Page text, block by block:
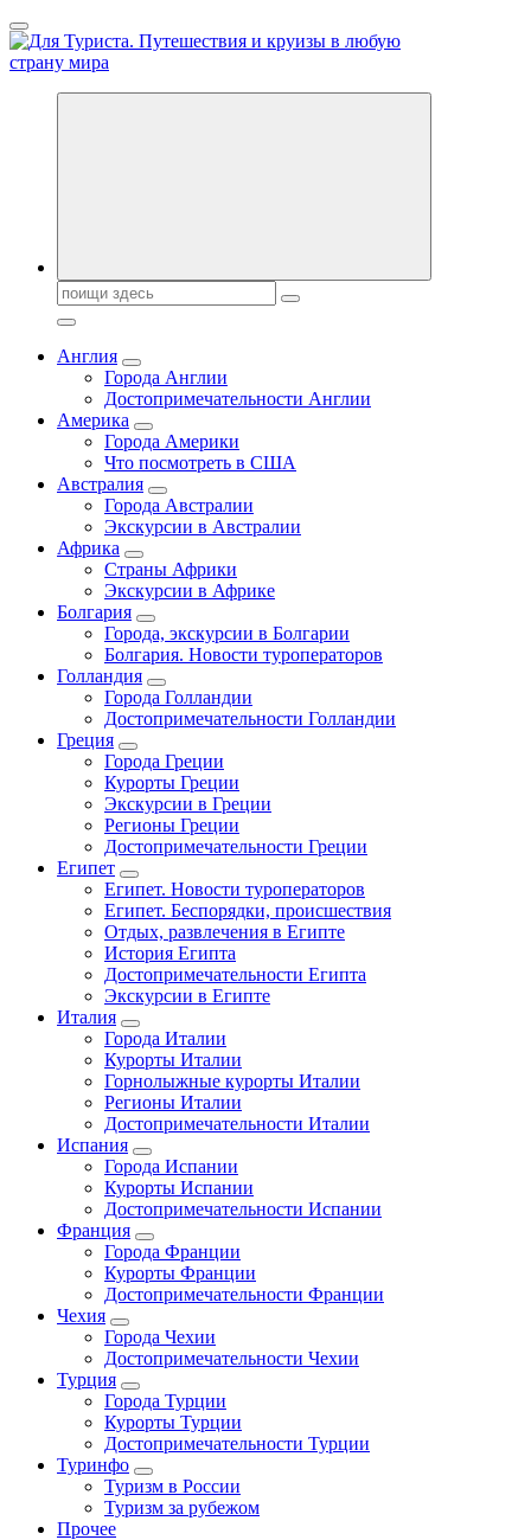
Перейти
к
содержанию
Новости туризма, куда поехать на отдых, где провести отпуск.
Поиск:
Англия
Города Англии
Достопримечательности Англии
Америка
Города Америки
Что посмотреть в США
Австралия
Города Австралии
Экскурсии в Австралии
Африка
Страны Африки
Экскурсии в Африке
Болгария
Города, экскурсии в Болгарии
Болгария. Новости туроператоров
Голландия
Города Голландии
Достопримечательности Голландии
Греция
Города Греции
Курорты Греции
Экскурсии в Греции
Регионы Греции
Достопримечательности Греции
Египет
Египет. Новости туроператоров
Египет. Беспорядки, происшествия
Отдых, развлечения в Египте
История Египта
Достопримечательности Египта
Экскурсии в Египте
Италия
Города Италии
Курорты Италии
Горнолыжные курорты Италии
Регионы Италии
Достопримечательности Италии
Испания
Города Испании
Курорты Испании
Достопримечательности Испании
Франция
Города Франции
Курорты Франции
Достопримечательности Франции
Чехия
Города Чехии
Достопримечательности Чехии
Турция
Города Турции
Курорты Турции
Достопримечательности Турции
Туринфо
Туризм в России
Туризм за рубежом
Прочее